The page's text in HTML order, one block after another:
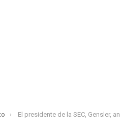
El presidente de la SEC, Gensler, anuncia que el regulador está «observando más de cerca» la presentación de ETF